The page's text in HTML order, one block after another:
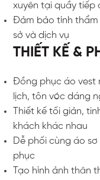
xuyên tại quầy tiếp
Đảm bảo tính thẩm
sở và dịch vụ
THIẾT KẾ &
Đồng phục áo vest
lịch, tôn vóc dáng
Thiết kế tối giản,
khách khác nhau
Dễ phối cùng áo
phục
Tạo hình ảnh thân